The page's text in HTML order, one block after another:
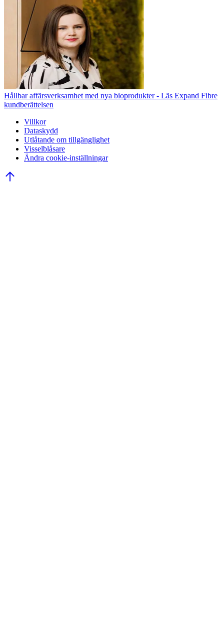
Hållbar affärsverksamhet med nya bioprodukter - Läs Expand Fibre
kundberättelsen
Villkor
Dataskydd
Utlåtande om tillgänglighet
Visselblåsare
Ändra cookie-inställningar